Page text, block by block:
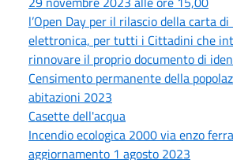
l’Open Day per il rilascio della carta
elettronica, per tutti i Cittadini che
rinnovare il proprio documento di
Censimento permanente della
abitazioni 2023
Casette dell'acqua
Incendio ecologica 2000 via enzo
aggiornamento 1 agosto 2023